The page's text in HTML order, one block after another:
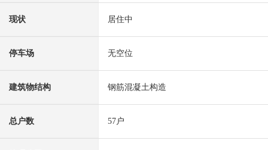
现状 居住中
停车场 无空位
建筑物结构 钢筋混凝土构造
总户数 57户